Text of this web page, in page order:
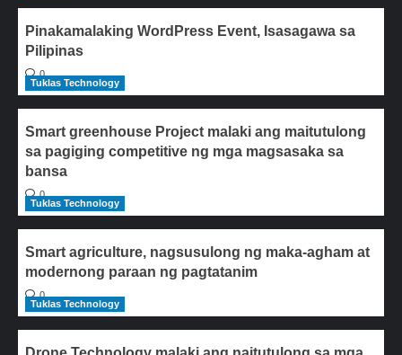
Pinakamalaking WordPress Event, Isasagawa sa
Pilipinas
0
Tuklas Technology
Smart greenhouse Project malaki ang maitutulong
sa pagiging competitive ng mga magsasaka sa
bansa
0
Tuklas Technology
Smart agriculture, nagsusulong ng maka-agham at
modernong paraan ng pagtatanim
0
Tuklas Technology